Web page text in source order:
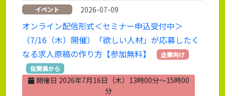
イベント 2026-07-09
オンライン配信形式＜セミナー申込受付中＞
（7/16（木）開催）「欲しい人材」が応募したく
なる求人原稿の作り方【参加無料】
企業向け
佐賀県から
開催日 2026年7月16日（木）13時00分～15時00
分